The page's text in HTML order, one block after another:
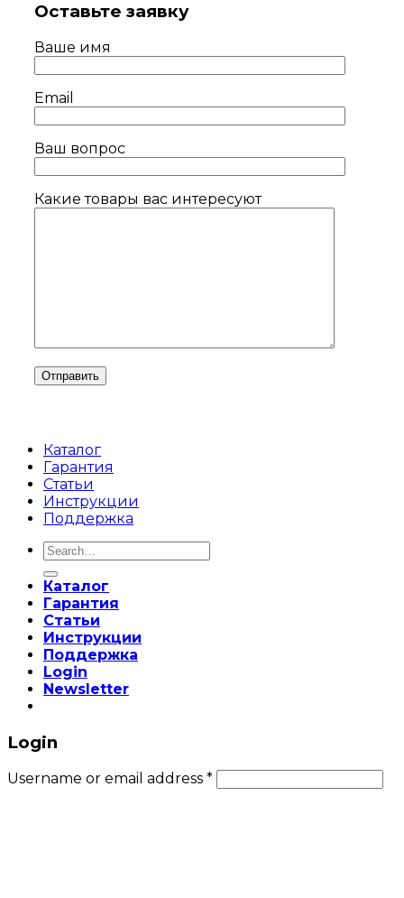
Оставьте заявку
Ваше имя
Email
Ваш вопрос
Какие товары вас интересуют
Каталог
Гарантия
Статьи
Инструкции
Поддержка
Search
for:
Каталог
Гарантия
Статьи
Инструкции
Поддержка
Login
Newsletter
Login
Username or email address *